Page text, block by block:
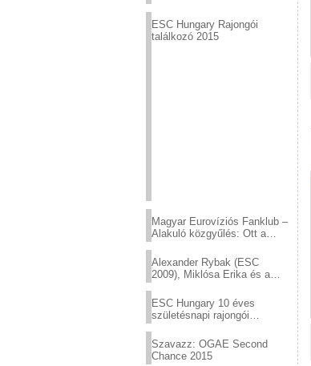
ESC Hungary Rajongói
találkozó 2015
Magyar Eurovíziós Fanklub –
Alakuló közgyűlés: Ott a
Alexander Rybak (ESC
2009), Miklósa Erika és a
sztárjai a Margitszigeten
ESC Hungary 10 éves
születésnapi rajongói
Szavazz: OGAE Second
Chance 2015